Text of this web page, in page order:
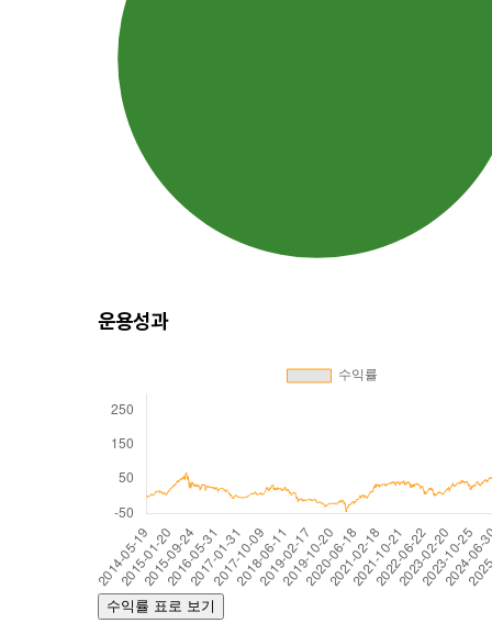
운용성과
수익률 표로 보기